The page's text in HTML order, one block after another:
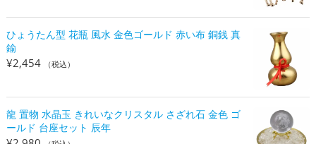
ひょうたん型 花瓶 風水 金色ゴールド 赤い布 銅銭 真
鍮
¥2,454 （税込）
龍 置物 水晶玉 きれいなクリスタル さざれ石 金色 ゴ
ールド 台座セット 辰年